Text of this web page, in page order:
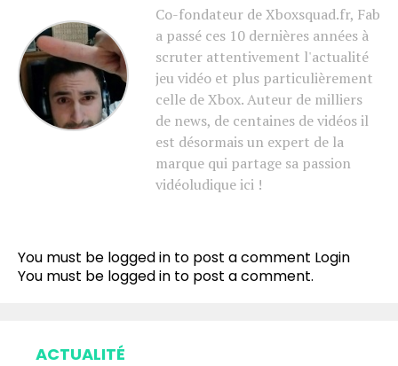
Co-fondateur de Xboxsquad.fr, Fab
a passé ces 10 dernières années à
scruter attentivement l'actualité
jeu vidéo et plus particulièrement
celle de Xbox. Auteur de milliers
de news, de centaines de vidéos il
est désormais un expert de la
marque qui partage sa passion
vidéoludique ici !
You must be logged in to post a comment Login
You must be logged in to post a comment.
ACTUALITÉ